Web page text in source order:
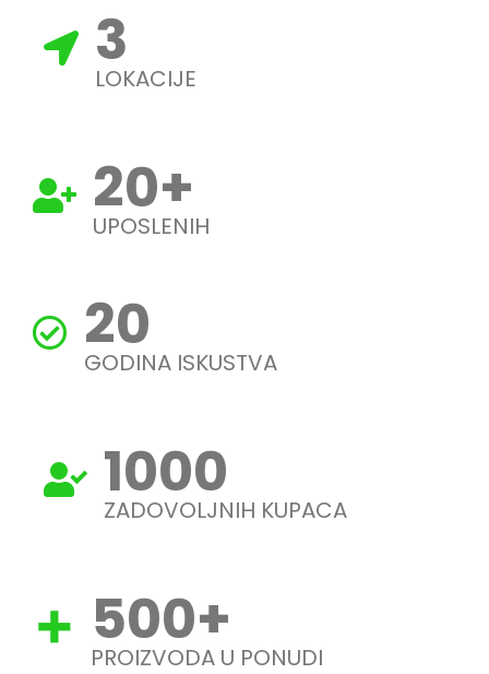
3
LOKACIJE
20+
UPOSLENIH
20
GODINA ISKUSTVA
1000
ZADOVOLJNIH KUPACA
500+
PROIZVODA U PONUDI